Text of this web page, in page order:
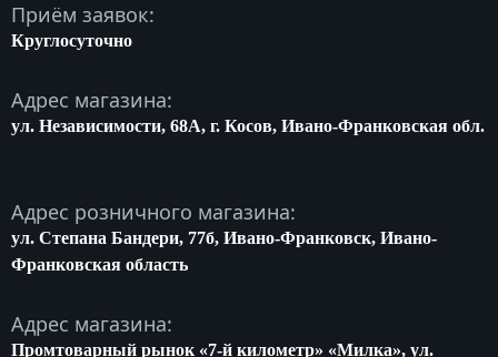
Приём заявок:
Круглосуточно
Адрес магазина:
ул. Независимости, 68A, г. Косов, Ивано-Франковская обл.
Адрес розничного магазина:
ул. Степана Бандери, 77б, Ивано-Франковск, Ивано-
Франковская область
Адрес магазина:
Промтоварный рынок «7-й километр» «Милка», ул.